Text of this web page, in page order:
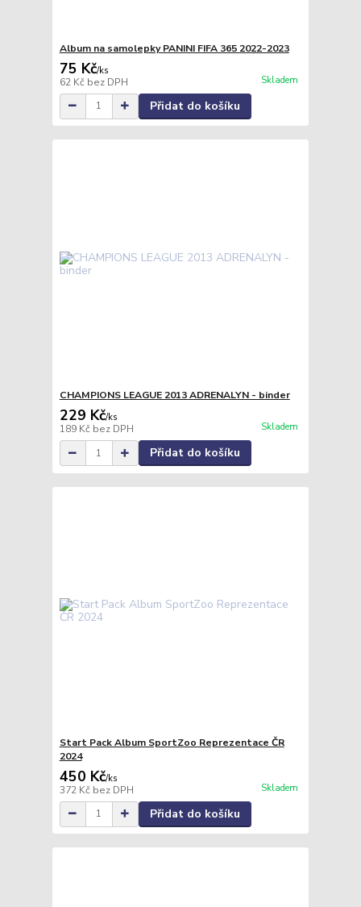
Album na samolepky PANINI FIFA 365 2022-2023
75 Kč/ks
62 Kč bez DPH Skladem
Přidat do košíku
CHAMPIONS LEAGUE 2013 ADRENALYN - binder
229 Kč/ks
189 Kč bez DPH Skladem
Přidat do košíku
Start Pack Album SportZoo Reprezentace ČR
2024
450 Kč/ks
372 Kč bez DPH Skladem
Přidat do košíku